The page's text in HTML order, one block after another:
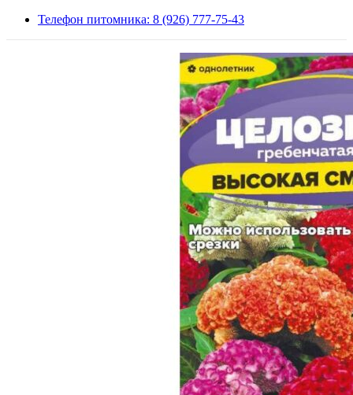
Телефон питомника: 8 (926) 777-75-43